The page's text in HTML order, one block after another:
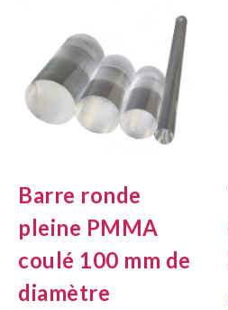
Barre ronde
pleine PMMA
coulé 100 mm de
diamètre